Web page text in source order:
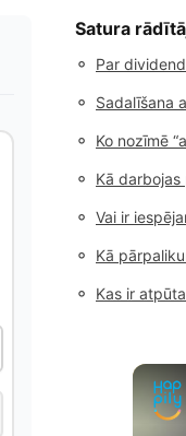
Satura
◦ Par
◦ Sadalīšana
◦ Ko nozīmē
◦ Kā darbojas
◦ Vai ir
◦ Kā
◦ Kas ir